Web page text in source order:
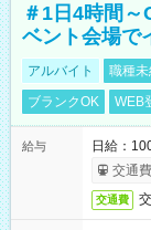
＃1日4時間
ベント会場で
アルバイト 職種
ブランクOK
WEB
給与
日給：
交通
交通費